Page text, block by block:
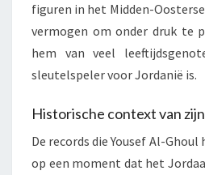
figuren in het Midden-
vermogen om onder druk te
hem van veel
sleutelspeler voor Jordanië is.
Historische context van
De records die Yousef Al-
op een moment dat het